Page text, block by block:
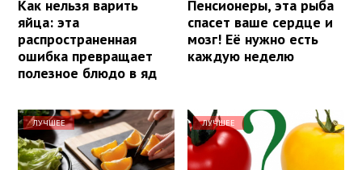
Как нельзя варить
яйца: эта
распространенная
ошибка превращает
полезное блюдо в яд
Пенсионеры, эта рыба
спасет ваше сердце и
мозг! Её нужно есть
каждую неделю
ЛУЧШЕЕ ЛУЧШЕЕ